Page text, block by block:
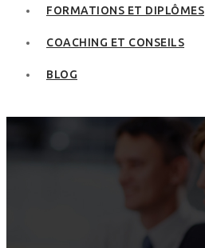
FORMATIONS ET DIPLÔMES
COACHING ET CONSEILS
BLOG